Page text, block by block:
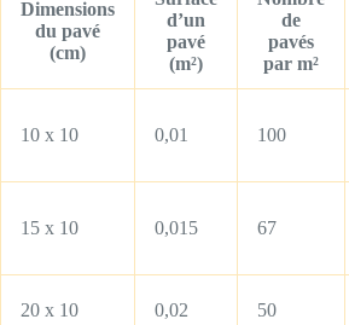
Dimensions
du pavé
(cm)
d’un
pavé
(m²)
de
pavés
par m²
10 x 10 0,01 100
15 x 10 0,015 67
20 x 10 0,02 50